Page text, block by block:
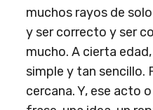
muchos rayos de
y ser correcto y ser
mucho. A cierta
simple y tan sencillo.
cercana. Y, ese acto